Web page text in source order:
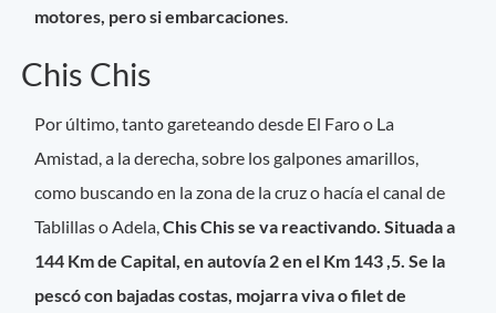
motores, pero si embarcaciones.
Chis Chis
Por último, tanto gareteando desde El Faro o La
Amistad, a la derecha, sobre los galpones amarillos,
como buscando en la zona de la cruz o hacía el canal de
Tablillas o Adela,Chis Chis se va reactivando. Situada a
144 Km de Capital, en autovía 2 en el Km 143 ,5. Se la
pescó con bajadas costas, mojarra viva o filet de